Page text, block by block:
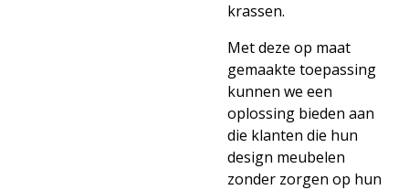
krassen.
Met deze op maat
gemaakte toepassing
kunnen we een
oplossing bieden aan
die klanten die hun
design meubelen
zonder zorgen op hun